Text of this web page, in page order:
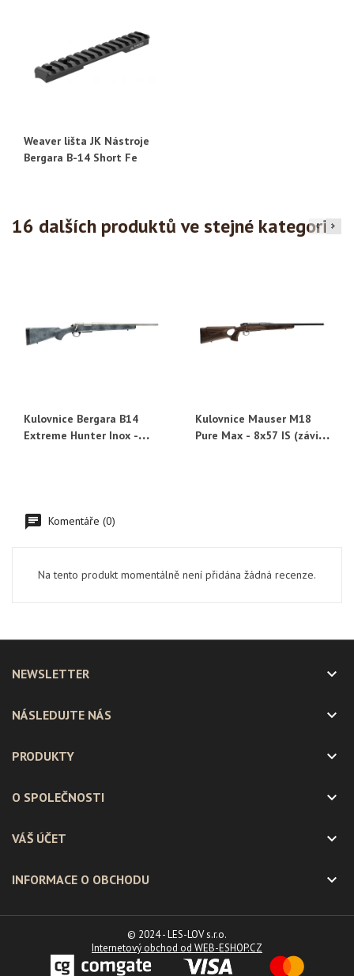
Weaver lišta JK Nástroje
Bergara B-14 Short Fe
16 dalších produktů ve stejné kategorii:
Kulovnice Bergara B14
Extreme Hunter Inox -
Kulovnice Mauser M18
Pure Max - 8x57 IS (závit,
Komentáře (0)
Na tento produkt momentálně není přidána žádná recenze.
NEWSLETTER 
NÁSLEDUJTE NÁS 
PRODUKTY 
O SPOLEČNOSTI 
VÁŠ ÚČET 
INFORMACE O OBCHODU 
© 2024 - LES-LOV s.r.o.
Internetový obchod od WEB-ESHOP.CZ